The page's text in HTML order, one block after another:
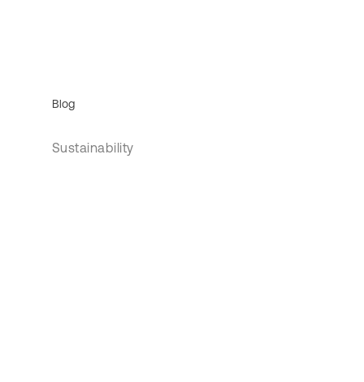
Blog
Sustainability